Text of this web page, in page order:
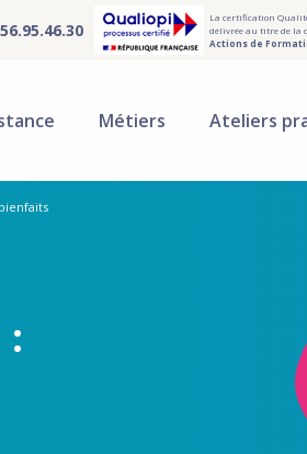
La certification
délivrée au titre de la
Actions de
Métiers Ateliers